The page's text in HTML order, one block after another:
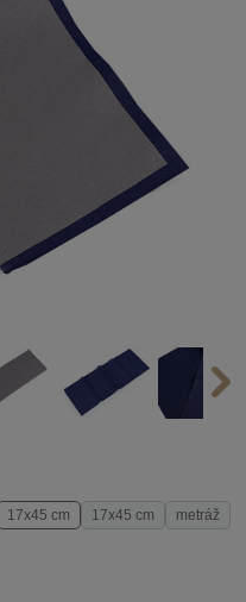
17x45 cm 17x45 cm
metráž